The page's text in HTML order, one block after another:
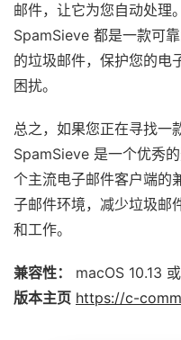
邮件，让它为您自动处理
SpamSieve 都是一款可
的垃圾邮件，保护您的电
困扰。
总之，如果您正在寻找一
SpamSieve 是一个优秀
个主流电子邮件客户端的
子邮件环境，减少垃圾邮
和工作。
兼容性：
macOS 10.13
版本主页 https://c-